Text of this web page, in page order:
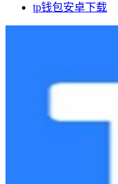
tp钱包安卓下载